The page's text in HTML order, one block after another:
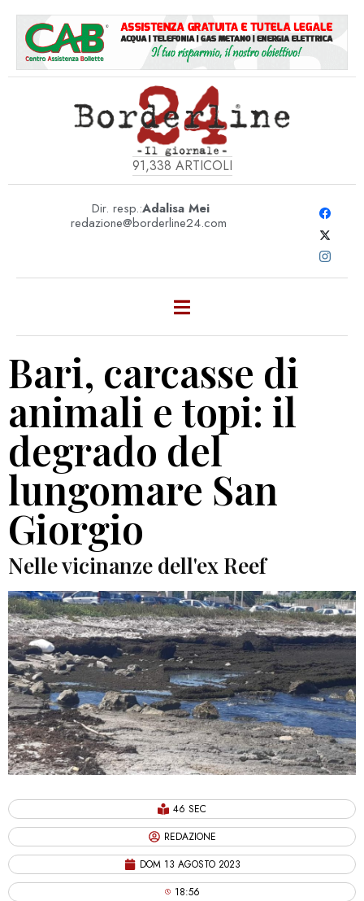
91,338 ARTICOLI
Dir. resp.:Adalisa Mei
redazione@borderline24.com
Bari, carcasse di
animali e topi: il
degrado del
lungomare San
Giorgio
Nelle vicinanze dell'ex Reef
46 SEC
REDAZIONE
DOM 13 AGOSTO 2023
18:56